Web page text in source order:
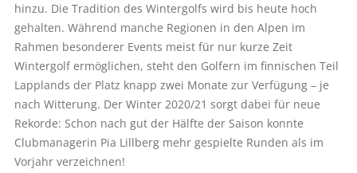
hinzu. Die Tradition des Wintergolfs wird bis heute hoch
gehalten. Während manche Regionen in den Alpen im
Rahmen besonderer Events meist für nur kurze Zeit
Wintergolf ermöglichen, steht den Golfern im finnischen Teil
Lapplands der Platz knapp zwei Monate zur Verfügung – je
nach Witterung. Der Winter 2020/21 sorgt dabei für neue
Rekorde: Schon nach gut der Hälfte der Saison konnte
Clubmanagerin Pia Lillberg mehr gespielte Runden als im
Vorjahr verzeichnen!